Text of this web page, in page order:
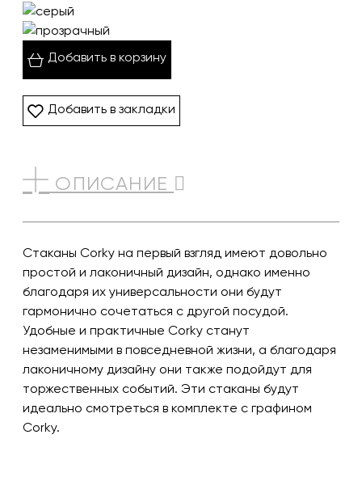
Добавить в корзину
Добавить в закладки
ОПИСАНИЕ
Стаканы Corky на первый взгляд имеют довольно
простой и лаконичный дизайн, однако именно
благодаря их универсальности они будут
гармонично сочетаться с другой посудой.
Удобные и практичные Corky станут
незаменимыми в повседневной жизни, а благодаря
лаконичному дизайну они также подойдут для
торжественных событий. Эти стаканы будут
идеально смотреться в комплекте с графином
Corky.